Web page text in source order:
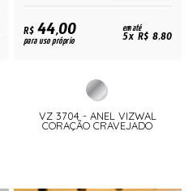
R$44,00
para uso próprio
em até
5x R$ 8,80
VZ 3704 - ANEL VIZWAL
CORAÇÃO CRAVEJADO